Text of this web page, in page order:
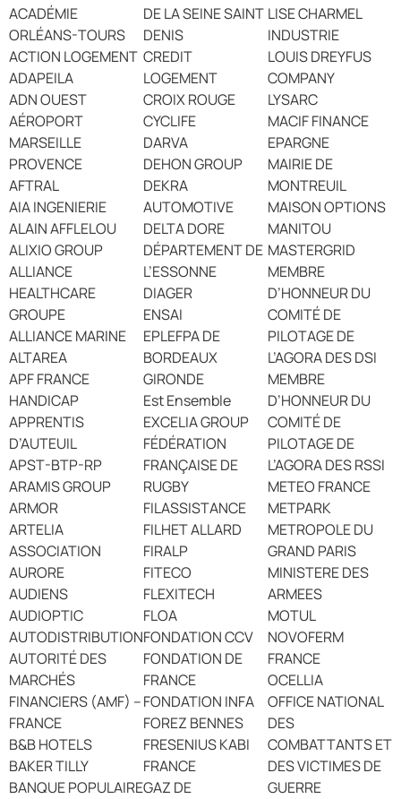
ACADÉMIE
ORLÉANS-TOURS
ACTION LOGEMENT
ADAPEILA
ADN OUEST
AÉROPORT
MARSEILLE
PROVENCE
AFTRAL
AIA INGENIERIE
ALAIN AFFLELOU
ALIXIO GROUP
ALLIANCE
HEALTHCARE
GROUPE
ALLIANCE MARINE
ALTAREA
APF FRANCE
HANDICAP
APPRENTIS
D’AUTEUIL
APST-BTP-RP
ARAMIS GROUP
ARMOR
ARTELIA
ASSOCIATION
AURORE
AUDIENS
AUDIOPTIC
AUTODISTRIBUTION
AUTORITÉ DES
MARCHÉS
FINANCIERS (AMF) –
FRANCE
B&B HOTELS
BAKER TILLY
BANQUE POPULAIRE
DE LA SEINE SAINT
DENIS
CREDIT
LOGEMENT
CROIX ROUGE
CYCLIFE
DARVA
DEHON GROUP
DEKRA
AUTOMOTIVE
DELTA DORE
DÉPARTEMENT DE
L’ESSONNE
DIAGER
ENSAI
EPLEFPA DE
BORDEAUX
GIRONDE
Est Ensemble
EXCELIA GROUP
FÉDÉRATION
FRANÇAISE DE
RUGBY
FILASSISTANCE
FILHET ALLARD
FIRALP
FITECO
FLEXITECH
FLOA
FONDATION CCV
FONDATION DE
FRANCE
FONDATION INFA
FOREZ BENNES
FRESENIUS KABI
FRANCE
GAZ DE
LISE CHARMEL
INDUSTRIE
LOUIS DREYFUS
COMPANY
LYSARC
MACIF FINANCE
EPARGNE
MAIRIE DE
MONTREUIL
MAISON OPTIONS
MANITOU
MASTERGRID
MEMBRE
D’HONNEUR DU
COMITÉ DE
PILOTAGE DE
L’AGORA DES DSI
MEMBRE
D’HONNEUR DU
COMITÉ DE
PILOTAGE DE
L’AGORA DES RSSI
METEO FRANCE
METPARK
METROPOLE DU
GRAND PARIS
MINISTERE DES
ARMEES
MOTUL
NOVOFERM
FRANCE
OCELLIA
OFFICE NATIONAL
DES
COMBATTANTS ET
DES VICTIMES DE
GUERRE